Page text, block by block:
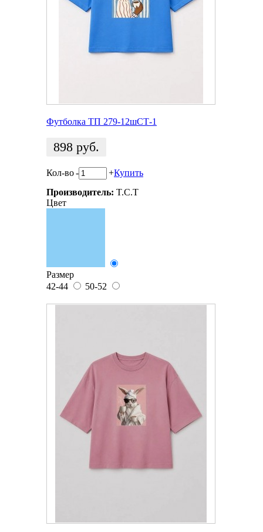
Футболка ТП 279-12шСТ-1
898 руб.
Кол-во- +Купить
Производитель: T.C.T
Цвет
Размер
42-44
50-52